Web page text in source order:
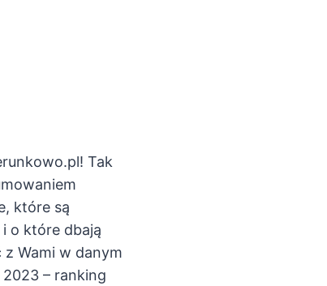
Tak
które są
o które dbają
Wami w danym
2023 – ranking